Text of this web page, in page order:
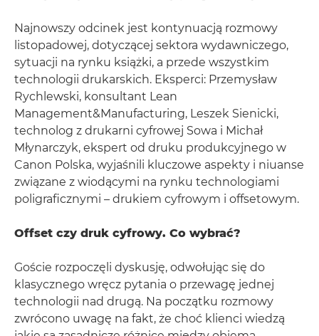
Najnowszy odcinek jest kontynuacją rozmowy
listopadowej, dotyczącej sektora wydawniczego,
sytuacji na rynku książki, a przede wszystkim
technologii drukarskich. Eksperci: Przemysław
Rychlewski, konsultant Lean
Management&Manufacturing, Leszek Sienicki,
technolog z drukarni cyfrowej Sowa i Michał
Młynarczyk, ekspert od druku produkcyjnego w
Canon Polska, wyjaśnili kluczowe aspekty i niuanse
związane z wiodącymi na rynku technologiami
poligraficznymi – drukiem cyfrowym i offsetowym.
Offset czy druk cyfrowy. Co wybrać?
Goście rozpoczęli dyskusję, odwołując się do
klasycznego wręcz pytania o przewagę jednej
technologii nad drugą. Na początku rozmowy
zwrócono uwagę na fakt, że choć klienci wiedzą